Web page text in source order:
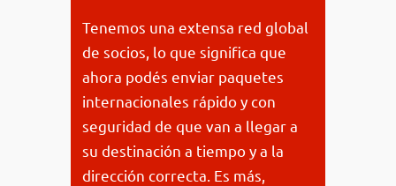
Tenemos una extensa red global
de socios, lo que significa que
ahora podés enviar paquetes
internacionales rápido y con
seguridad de que van a llegar a
su destinación a tiempo y a la
dirección correcta. Es más,